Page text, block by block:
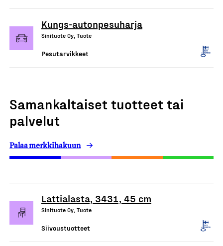
Kungs-autonpesuharja
Sinituote Oy, Tuote
Pesutarvikkeet
Samankaltaiset tuotteet tai
palvelut
Palaa merkkihakuun
Lattialasta, 3431, 45 cm
Sinituote Oy, Tuote
Siivoustuotteet